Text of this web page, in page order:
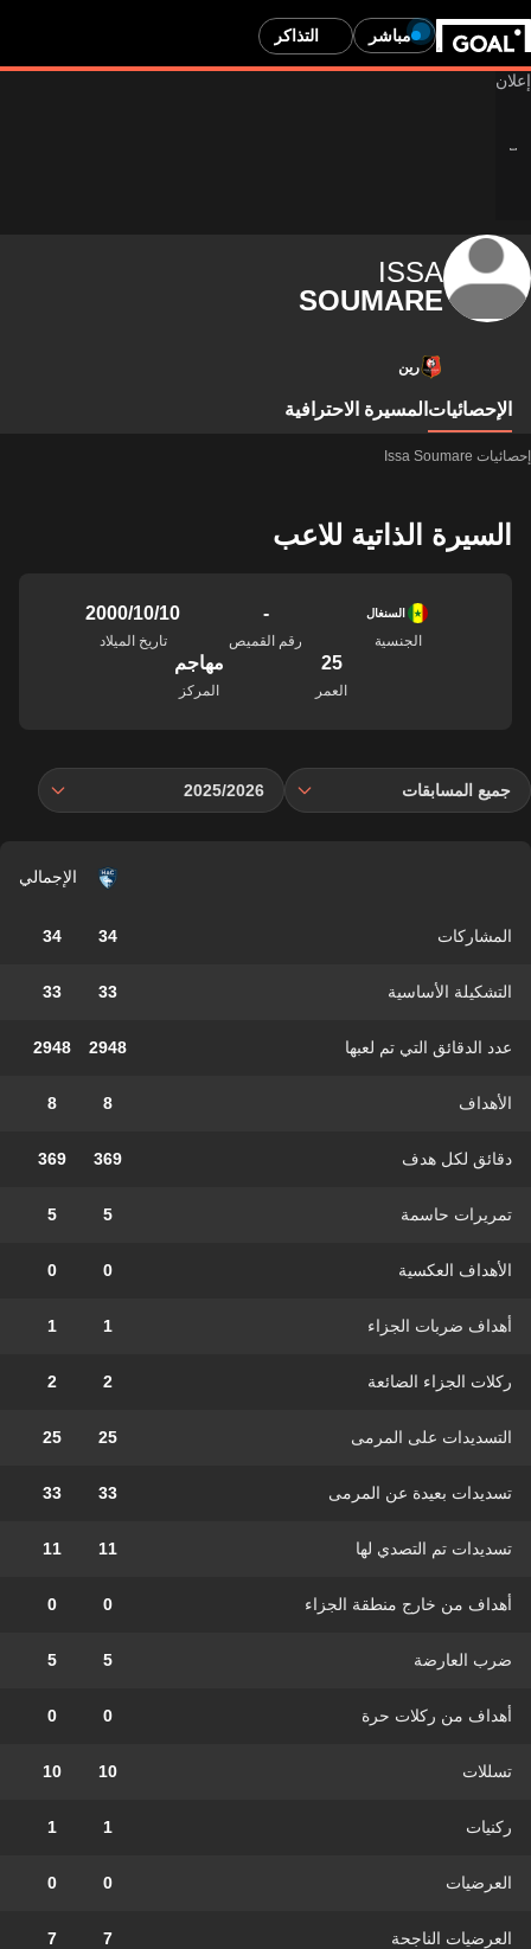
مباشر التذاكر
ISSA
SOUMARE
رين
الإحصائيات المسيرة الاحترافية
إحصائيات Issa Soumare
السيرة الذاتية للاعب
السنغال
الجنسية
-
رقم القميص
10‏/10‏/2000
تاريخ الميلاد
25
العمر
مهاجم
المركز
جميع المسابقات 2025/2026
الإجمالي
المشاركات 34
34
التشكيلة الأساسية 33
33
عدد الدقائق التي تم لعبها 2948
2948
الأهداف 8
8
دقائق لكل هدف 369
369
تمريرات حاسمة 5
5
الأهداف العكسية 0
0
أهداف ضربات الجزاء 1
1
ركلات الجزاء الضائعة 2
2
التسديدات على المرمى 25
25
تسديدات بعيدة عن المرمى 33
33
تسديدات تم التصدي لها 11
11
أهداف من خارج منطقة الجزاء 0
0
ضرب العارضة 5
5
أهداف من ركلات حرة 0
0
تسللات 10
10
ركنيات 1
1
العرضيات 0
0
العرضيات الناجحة 7
7